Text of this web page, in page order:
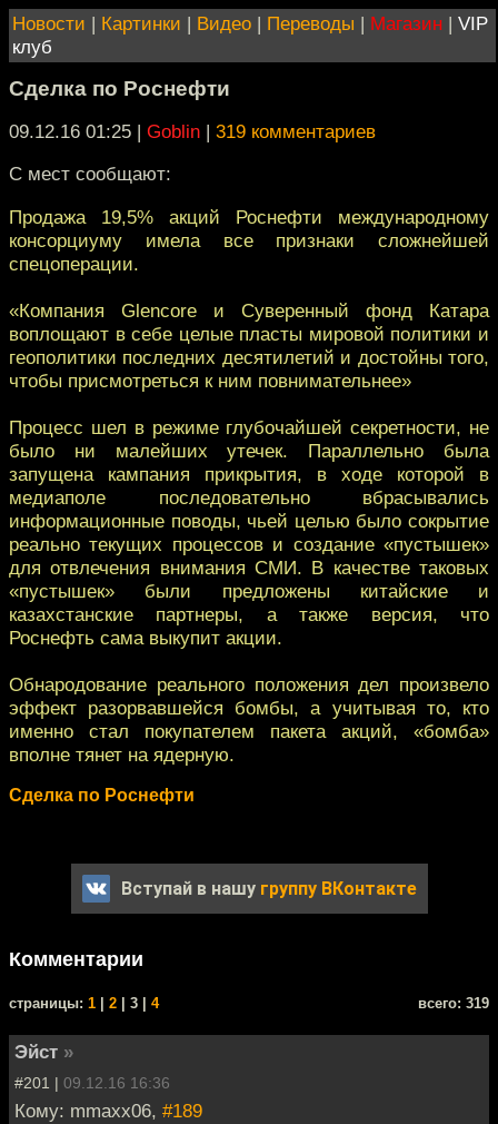
Новости | Картинки | Видео | Переводы | Магазин | VIP
клуб
Сделка по Роснефти
09.12.16 01:25 | Goblin | 319 комментариев
С мест сообщают:
Продажа 19,5% акций Роснефти международному
консорциуму имела все признаки сложнейшей
спецоперации.
«Компания Glencore и Суверенный фонд Катара
воплощают в себе целые пласты мировой политики и
геополитики последних десятилетий и достойны того,
чтобы присмотреться к ним повнимательнее»
Процесс шел в режиме глубочайшей секретности, не
было ни малейших утечек. Параллельно была
запущена кампания прикрытия, в ходе которой в
медиаполе последовательно вбрасывались
информационные поводы, чьей целью было сокрытие
реально текущих процессов и создание «пустышек»
для отвлечения внимания СМИ. В качестве таковых
«пустышек» были предложены китайские и
казахстанские партнеры, а также версия, что
Роснефть сама выкупит акции.
Обнародование реального положения дел произвело
эффект разорвавшейся бомбы, а учитывая то, кто
именно стал покупателем пакета акций, «бомба»
вполне тянет на ядерную.
Сделка по Роснефти
Вступай в нашу группу ВКонтакте
Комментарии
cтраницы: 1 2 | 3 | 4 всего: 319
Эйст »
#201 | 09.12.16 16:36
Кому: mmaxx06, #189